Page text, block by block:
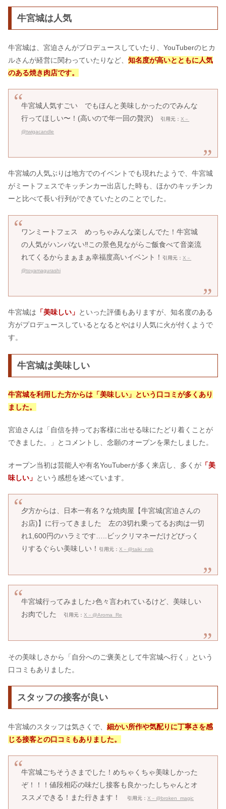
牛宮城は人気
牛宮城は、宮迫さんがプロデュースしていたり、YouTuberのヒカ
ルさんが経営に関わっていたりなど、 知名度が高いとともに人気
のある焼き肉店です。
牛宮城人気すごい でもほんと美味しかったのでみんな
行ってほしい〜！(高いので年一回の贅沢)
引用元： X－
@twigacandle
牛宮城の人気ぶりは地方でのイベントでも現れたようで、牛宮城
がミートフェスでキッチンカー出店した時も、ほかのキッチンカ
ーと比べて長い行列ができていたとのことでした。
ワンミートフェス めっちゃみんな楽しんでた！牛宮城
の人気がハンパない‼️この景色見ながらご飯食べて音楽流
れてくるからまぁまぁ幸福度高いイベント！
引用元： X－
@toyamagurashi
牛宮城は 「美味しい」 といった評価もありますが、知名度のある
方がプロデュースしているとなるとやはり人気に火が付くようで
す。
牛宮城は美味しい
牛宮城を利用した方からは「美味しい」という口コミが多くあり
ました。
宮迫さんは「自信を持ってお客様に出せる味にたどり着くことが
できました。」とコメントし、念願のオープンを果たしました。
オープン当初は芸能人や有名YouTuberが多く来店し、多くが 「美
味しい」 という感想を述べています。
夕方からは、日本一有名？な焼肉屋【牛宮城(宮迫さんの
お店)】に行ってきました 左の3切れ乗ってるお肉は一切
れ1,600円のハラミです…..ビックリマネーだけどびっく
りするぐらい美味しい！
引用元： X－@taiki_nsb
牛宮城行ってみました♪色々言われているけど、美味しい
お肉でした
引用元： X－@Aroma_Re
その美味しさから「自分へのご褒美として牛宮城へ行く」という
口コミもありました。
スタッフの接客が良い
牛宮城のスタッフは気さくで、 細かい所作や気配りに丁寧さを感
じる接客との口コミもありました。
牛宮城ごちそうさまでした！めちゃくちゃ美味しかった
ぞ！！！値段相応の味だし接客も良かったしちゃんとオ
ススメできる！また行きます！
引用元： X－@broken_magic